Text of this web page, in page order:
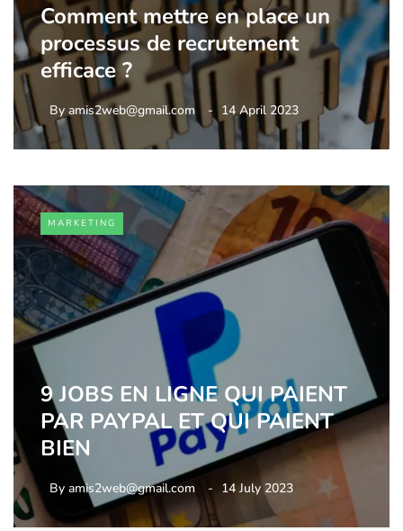
Comment mettre en place un
processus de recrutement
efficace ?
By amis2web@gmail.com 14 April 2023
MARKETING
9 JOBS EN LIGNE QUI PAIENT
PAR PAYPAL ET QUI PAIENT
BIEN
By amis2web@gmail.com 14 July 2023